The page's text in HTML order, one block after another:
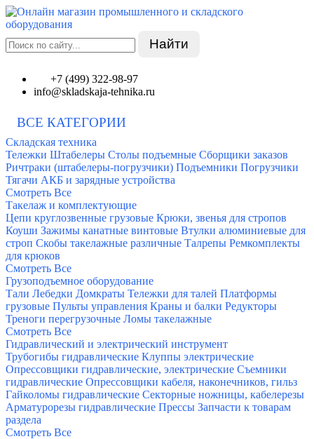
Найти
+7 (499) 322-98-97
info@skladskaja-tehnika.ru
ВСЕ КАТЕГОРИИ
Складская техника
Тележки Штабелеры Столы подъемные Сборщики заказов
Ричтраки (штабелеры-погрузчики) Подъемники Погрузчики
Тягачи АКБ и зарядные устройства
Смотреть Все
Такелаж и комплектующие
Цепи круглозвенные грузовые Крюки, звенья для стропов
Коуши Зажимы канатные винтовые Втулки алюминиевые для
строп Скобы такелажные различные Талрепы Ремкомплекты
для крюков
Смотреть Все
Грузоподъемное оборудование
Тали Лебедки Домкраты Тележки для талей Платформы
грузовые Пульты управления Краны и балки Редукторы
Треноги перегрузочные Ломы такелажные
Смотреть Все
Гидравлический и электрический инструмент
Трубогибы гидравлические Клуппы электрические
Опрессовщики гидравлические, электрические Съемники
гидравлические Опрессовщики кабеля, наконечников, гильз
Гайколомы гидравлические Секторные ножницы, кабелерезы
Арматурорезы гидравлические Прессы Запчасти к товарам
раздела
Смотреть Все